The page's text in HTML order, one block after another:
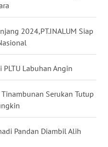
2024,PT.INALUM Siap
PLTU Labuhan Angin
Serukan Tutup
Pandan Diambil Alih